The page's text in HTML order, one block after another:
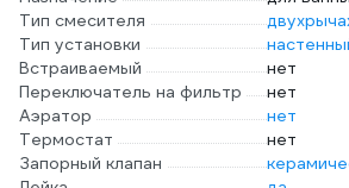
Тип смесителя
Тип установки
Встраиваемый
нет
Переключатель на фильтр
нет
Аэратор
нет
Термостат
нет
Запорный клапан